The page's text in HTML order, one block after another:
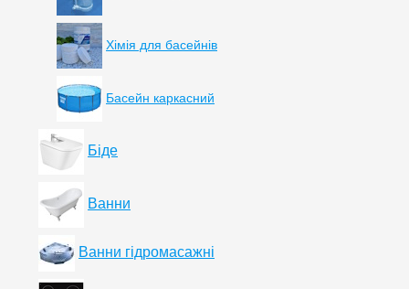
Хімія для басейнів
Басейн каркасний
Біде
Ванни
Ванни гідромасажні